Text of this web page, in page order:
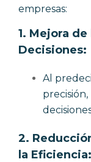
empresas:
1. Mejora de
Decisiones:
Al
2.
la Eficiencia: